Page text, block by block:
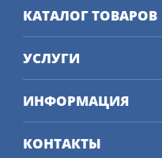
КАТАЛОГ ТОВАРОВ
УСЛУГИ
ИНФОРМАЦИЯ
КОНТАКТЫ